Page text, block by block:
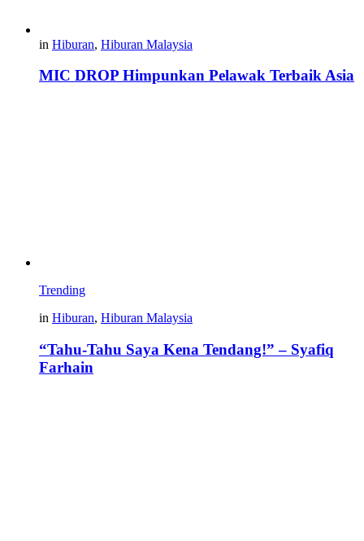
in Hiburan, Hiburan Malaysia
MIC DROP Himpunkan Pelawak Terbaik Asia
Trending
in Hiburan, Hiburan Malaysia
“Tahu-Tahu Saya Kena Tendang!” – Syafiq
Farhain